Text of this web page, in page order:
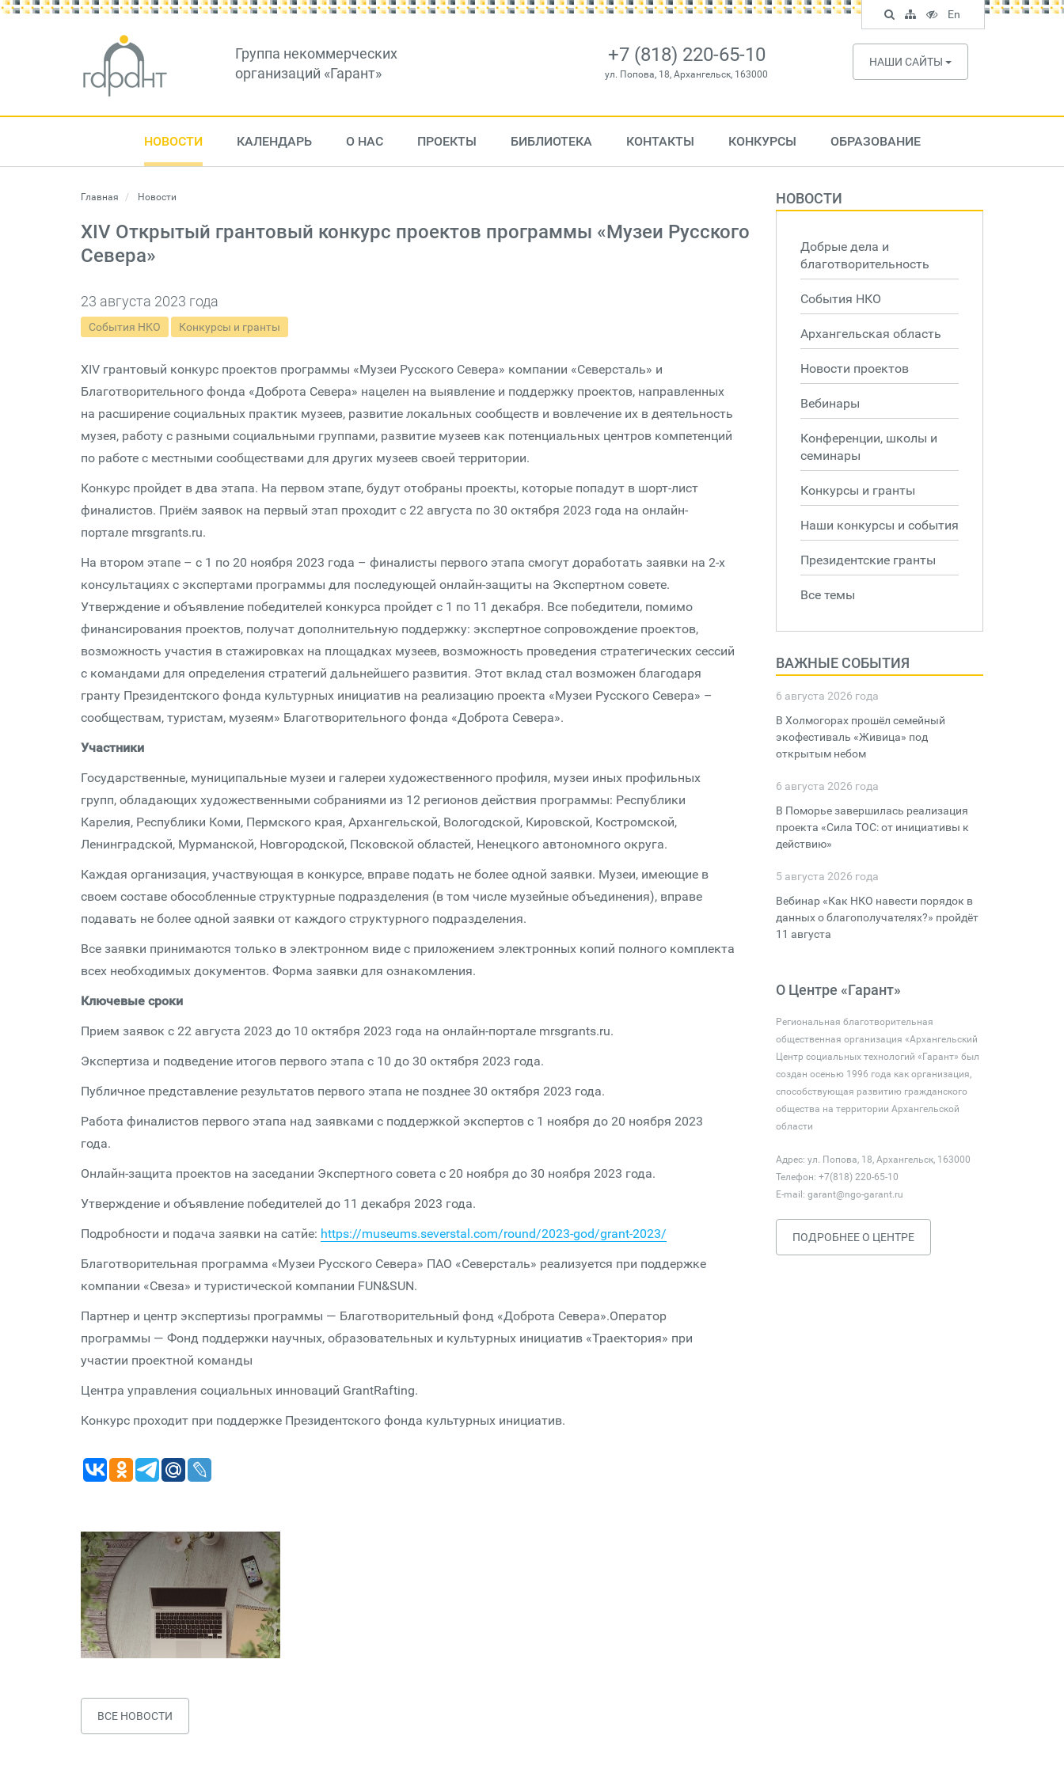
Группа некоммерческих
организаций «Гарант»
+7 (818) 220-65-10
ул. Попова, 18, Архангельск, 163000
НАШИ САЙТЫ
НОВОСТИ КАЛЕНДАРЬ О НАС ПРОЕКТЫ БИБЛИОТЕКА КОНТАКТЫ КОНКУРСЫ ОБРАЗОВАНИЕ
Главная Новости
XIV Открытый грантовый конкурс проектов программы «Музеи Русского
Севера»
23 августа 2023 года
События НКО Конкурсы и гранты
XIV грантовый конкурс проектов программы «Музеи Русского Севера» компании «Северсталь» и
Благотворительного фонда «Доброта Севера» нацелен на выявление и поддержку проектов, направленных
на расширение социальных практик музеев, развитие локальных сообществ и вовлечение их в деятельность
музея, работу с разными социальными группами, развитие музеев как потенциальных центров компетенций
по работе с местными сообществами для других музеев своей территории.
Конкурс пройдет в два этапа. На первом этапе, будут отобраны проекты, которые попадут в шорт-лист
финалистов. Приём заявок на первый этап проходит с 22 августа по 30 октября 2023 года на онлайн-
портале mrsgrants.ru.
На втором этапе – с 1 по 20 ноября 2023 года – финалисты первого этапа смогут доработать заявки на 2-х
консультациях с экспертами программы для последующей онлайн-защиты на Экспертном совете.
Утверждение и объявление победителей конкурса пройдет с 1 по 11 декабря. Все победители, помимо
финансирования проектов, получат дополнительную поддержку: экспертное сопровождение проектов,
возможность участия в стажировках на площадках музеев, возможность проведения стратегических сессий
с командами для определения стратегий дальнейшего развития. Этот вклад стал возможен благодаря
гранту Президентского фонда культурных инициатив на реализацию проекта «Музеи Русского Севера» –
сообществам, туристам, музеям» Благотворительного фонда «Доброта Севера».
Участники
Государственные, муниципальные музеи и галереи художественного профиля, музеи иных профильных
групп, обладающих художественными собраниями из 12 регионов действия программы: Республики
Карелия, Республики Коми, Пермского края, Архангельской, Вологодской, Кировской, Костромской,
Ленинградской, Мурманской, Новгородской, Псковской областей, Ненецкого автономного округа.
Каждая организация, участвующая в конкурсе, вправе подать не более одной заявки. Музеи, имеющие в
своем составе обособленные структурные подразделения (в том числе музейные объединения), вправе
подавать не более одной заявки от каждого структурного подразделения.
Все заявки принимаются только в электронном виде с приложением электронных копий полного комплекта
всех необходимых документов. Форма заявки для ознакомления.
Ключевые сроки
Прием заявок с 22 августа 2023 до 10 октября 2023 года на онлайн-портале mrsgrants.ru.
Экспертиза и подведение итогов первого этапа с 10 до 30 октября 2023 года.
Публичное представление результатов первого этапа не позднее 30 октября 2023 года.
Работа финалистов первого этапа над заявками с поддержкой экспертов с 1 ноября до 20 ноября 2023
года.
Онлайн-защита проектов на заседании Экспертного совета с 20 ноября до 30 ноября 2023 года.
Утверждение и объявление победителей до 11 декабря 2023 года.
Подробности и подача заявки на сатйе: https://museums.severstal.com/round/2023-god/grant-2023/
Благотворительная программа «Музеи Русского Севера» ПАО «Северсталь» реализуется при поддержке
компании «Свеза» и туристической компании FUN&SUN.
Партнер и центр экспертизы программы — Благотворительный фонд «Доброта Севера».Оператор
программы — Фонд поддержки научных, образовательных и культурных инициатив «Траектория» при
участии проектной команды
Центра управления социальных инноваций GrantRafting.
Конкурс проходит при поддержке Президентского фонда культурных инициатив.
ВСЕ НОВОСТИ
НОВОСТИ
Добрые дела и
благотворительность
События НКО
Архангельская область
Новости проектов
Вебинары
Конференции, школы и
семинары
Конкурсы и гранты
Наши конкурсы и события
Президентские гранты
Все темы
ВАЖНЫЕ СОБЫТИЯ
6 августа 2026 года
В Холмогорах прошёл семейный
экофестиваль «Живица» под
открытым небом
6 августа 2026 года
В Поморье завершилась реализация
проекта «Сила ТОС: от инициативы к
действию»
5 августа 2026 года
Вебинар «Как НКО навести порядок в
данных о благополучателях?» пройдёт
11 августа
О Центре «Гарант»
Региональная благотворительная
общественная организация «Архангельский
Центр социальных технологий «Гарант» был
создан осенью 1996 года как организация,
способствующая развитию гражданского
общества на территории Архангельской
области
Адрес: ул. Попова, 18, Архангельск, 163000
Телефон: +7(818) 220-65-10
E-mail: garant@ngo-garant.ru
ПОДРОБНЕЕ О ЦЕНТРЕ
Поиск
по
сайту
Карта
сайта
Версия
для
слабовидящих
En
English